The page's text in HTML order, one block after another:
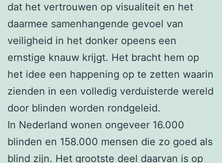
dat het vertrouwen op visualiteit en het
daarmee samenhangende gevoel van
veiligheid in het donker opeens een
ernstige knauw krijgt. Het bracht hem op
het idee een happening op te zetten waarin
zienden in een volledig verduisterde wereld
door blinden worden rondgeleid.
In Nederland wonen ongeveer 16.000
blinden en 158.000 mensen die zo goed als
blind zijn. Het grootste deel daarvan is op